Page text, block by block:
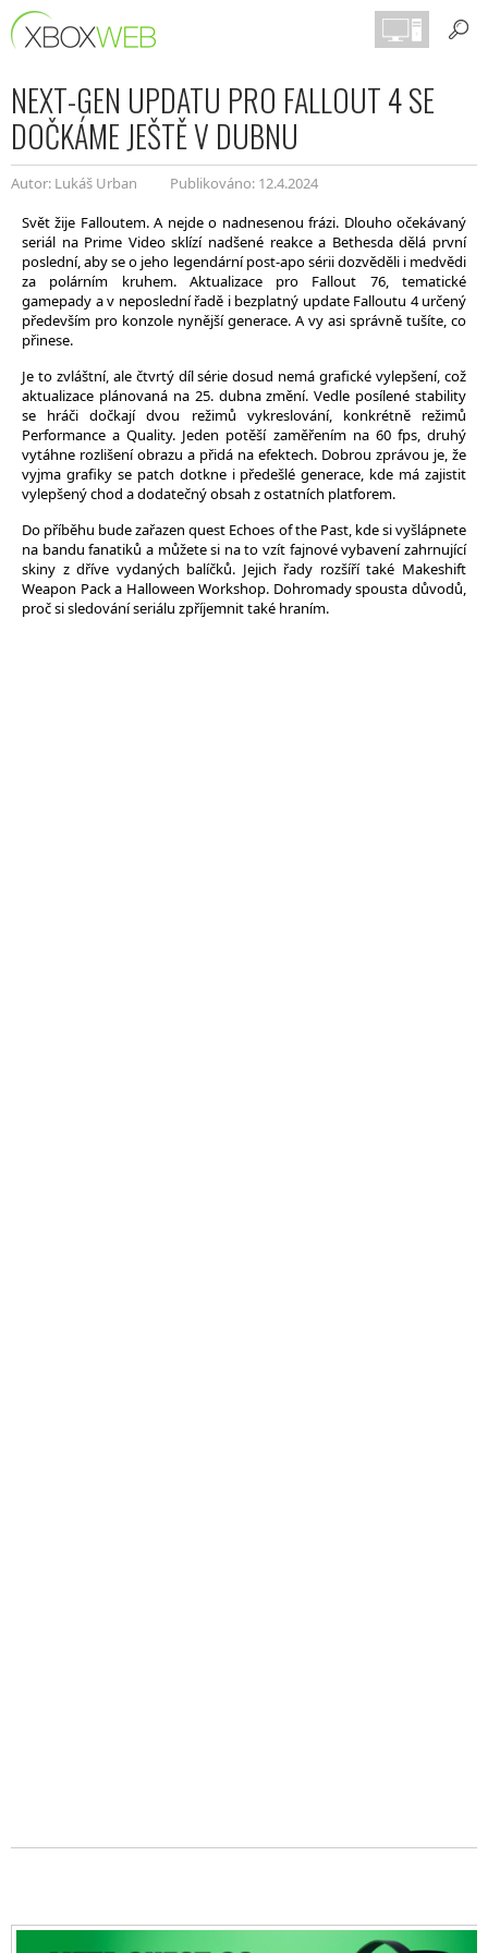
NEXT-GEN UPDATU PRO FALLOUT 4 SE
DOČKÁME JEŠTĚ V DUBNU
Autor: Lukáš Urban
Publikováno: 12.4.2024
Svět žije Falloutem. A nejde o nadnesenou frázi. Dlouho očekávaný
seriál na Prime Video sklízí nadšené reakce a Bethesda dělá první
poslední, aby se o jeho legendární post-apo sérii dozvěděli i medvědi
za polárním kruhem. Aktualizace pro Fallout 76, tematické
gamepady a v neposlední řadě i bezplatný update Falloutu 4 určený
především pro konzole nynější generace. A vy asi správně tušíte, co
přinese.
Je to zvláštní, ale čtvrtý díl série dosud nemá grafické vylepšení, což
aktualizace plánovaná na 25. dubna změní. Vedle posílené stability
se hráči dočkají dvou režimů vykreslování, konkrétně režimů
Performance a Quality. Jeden potěší zaměřením na 60 fps, druhý
vytáhne rozlišení obrazu a přidá na efektech. Dobrou zprávou je, že
vyjma grafiky se patch dotkne i předešlé generace, kde má zajistit
vylepšený chod a dodatečný obsah z ostatních platforem.
Do příběhu bude zařazen quest Echoes of the Past, kde si vyšlápnete
na bandu fanatiků a můžete si na to vzít fajnové vybavení zahrnující
skiny z dříve vydaných balíčků. Jejich řady rozšíří také Makeshift
Weapon Pack a Halloween Workshop. Dohromady spousta důvodů,
proč si sledování seriálu zpříjemnit také hraním.